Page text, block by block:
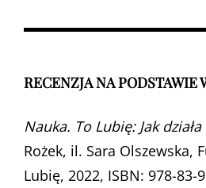
RECENZJA NA PODSTAWIE
Nauka. To Lubię: Jak działa
Rożek, il. Sara Olszewska,
Lubię, 2022, ISBN: 978-83-